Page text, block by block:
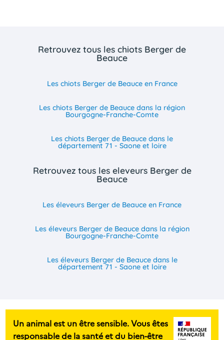
Retrouvez tous les chiots Berger de
Beauce
Les chiots Berger de Beauce en France
Les chiots Berger de Beauce dans la région
Bourgogne-Franche-Comte
Les chiots Berger de Beauce dans le
département 71 - Saone et loire
Retrouvez tous les eleveurs Berger de
Beauce
Les éleveurs Berger de Beauce en France
Les éleveurs Berger de Beauce dans la région
Bourgogne-Franche-Comte
Les éleveurs Berger de Beauce dans le
département 71 - Saone et loire
Un animal est un être sensible. Vous êtes
responsable de la santé et du bien-être